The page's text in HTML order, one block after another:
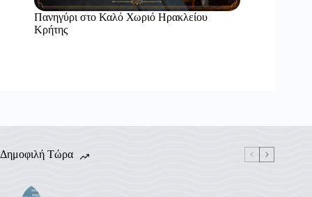
Πανηγύρι στο Καλό Χωριό Ηρακλείου
Κρήτης
Δημοφιλή Τώρα